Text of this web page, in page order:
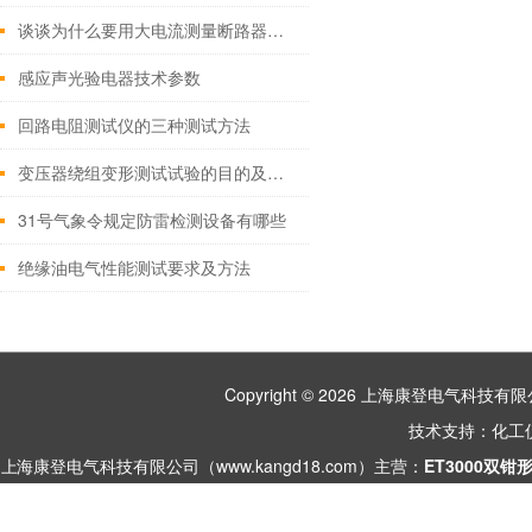
谈谈为什么要用大电流测量断路器的回路电阻？
感应声光验电器技术参数
回路电阻测试仪的三种测试方法
变压器绕组变形测试试验的目的及周期
31号气象令规定防雷检测设备有哪些
绝缘油电气性能测试要求及方法
Copyright © 2026 上海康登电气科技有
技术支持： 化工
上海康登电气科技有限公司（www.kangd18.com）主营： ET3000双钳